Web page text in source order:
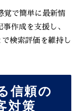
覚で簡単に最新情
作成を支援し、
検索評価を維持し
信頼の
対策